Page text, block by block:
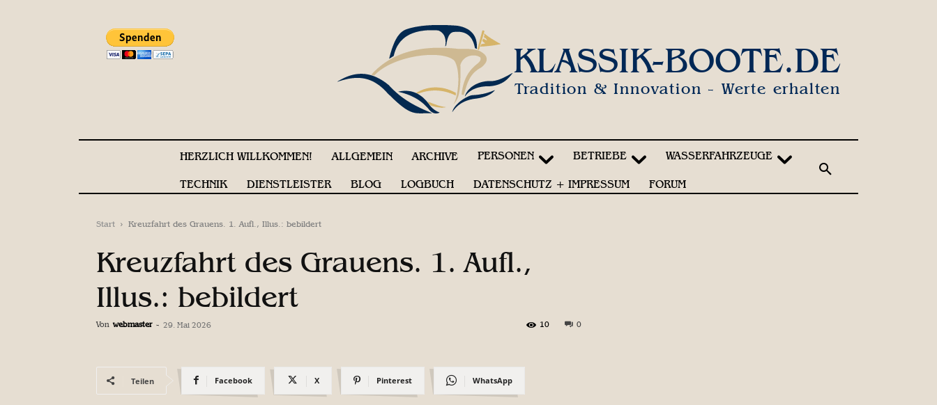
KLASSIK-BOOTE.DE
Tradition & Innovation - Werte erhalten
HERZLICH WILLKOMMEN! ALLGEMEIN ARCHIVE PERSONEN BETRIEBE WASSERFAHRZEUGE
TECHNIK DIENSTLEISTER BLOG LOGBUCH DATENSCHUTZ + IMPRESSUM FORUM
Start Kreuzfahrt des Grauens. 1. Aufl., Illus.: bebildert
Kreuzfahrt des Grauens. 1. Aufl.,
Illus.: bebildert
Von webmaster - 29. Mai 2026 0
10
Teilen Facebook X Pinterest WhatsApp